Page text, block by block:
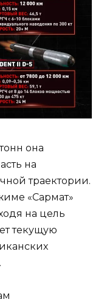
она
на
траектории.
«Сармат»
на цель
текущую